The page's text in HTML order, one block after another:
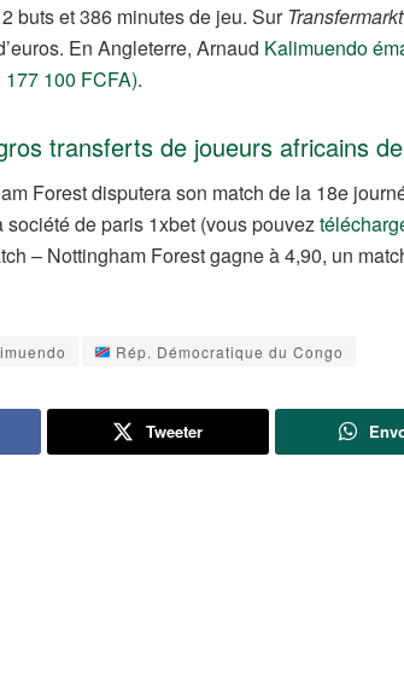
buts et 386 minutes de jeu. Sur Transfermarkt
En Angleterre, Arnaud Kalimuendo
100 FCFA).
transferts de joueurs africains de
Forest disputera son match de la 18e
société de paris 1xbet (vous pouvez
– Nottingham Forest gagne à 4,90, un
Rép. Démocratique du Congo
Tweeter